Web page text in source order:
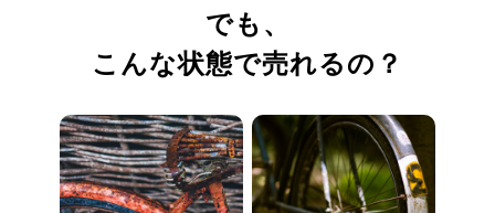
でも、
こんな状態で売れるの？